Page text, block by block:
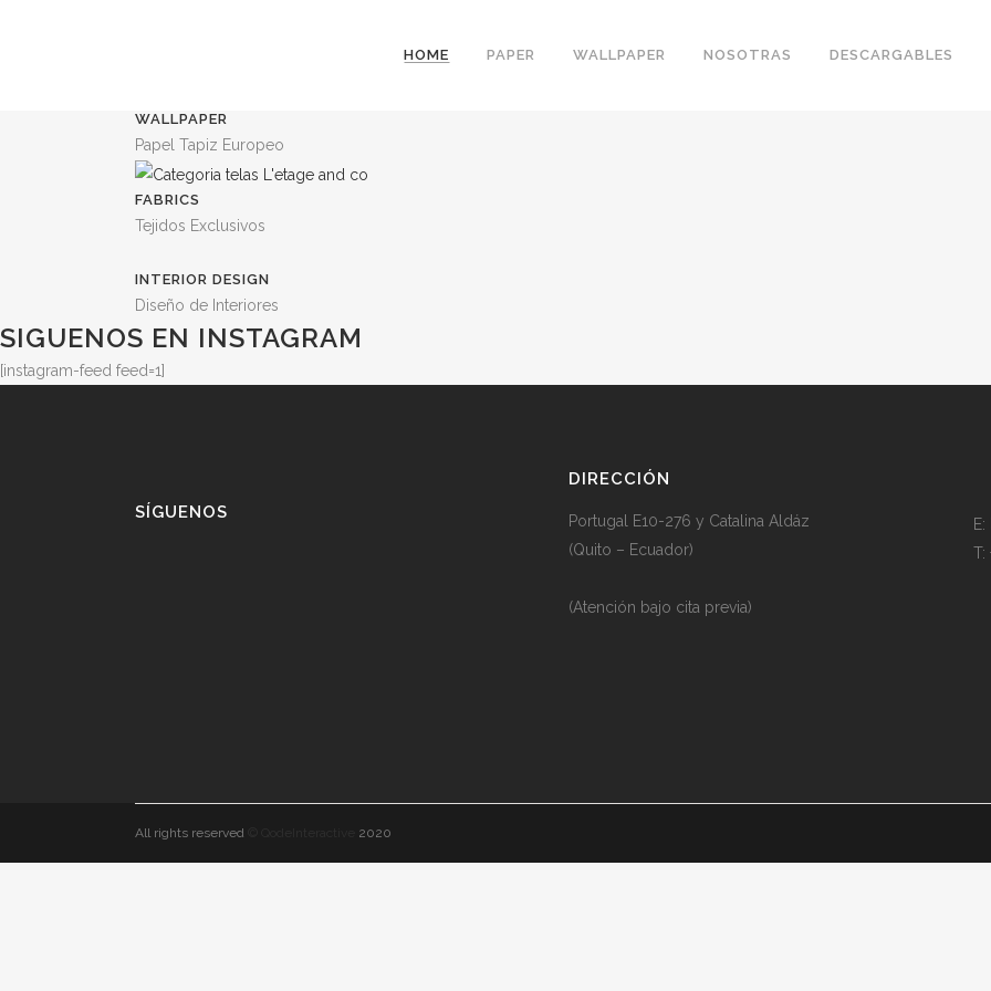
HOME PAPER WALLPAPER NOSOTRAS DESCARGABLES
WALLPAPER
Papel Tapiz Europeo
FABRICS
Tejidos Exclusivos
INTERIOR DESIGN
Diseño de Interiores
SIGUENOS EN INSTAGRAM
[instagram-feed feed=1]
SÍGUENOS
DIRECCIÓN
Portugal E10-276 y Catalina Aldáz
(Quito – Ecuador)
(Atención bajo cita previa)
E:
T:
All rights reserved 2020